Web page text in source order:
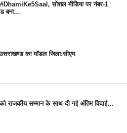
सोशल मीडिया पर नंबर-1
बना…
का मॉडल जिला:सीएम
राजकीय सम्मान के साथ दी गई अंतिम विदाई…